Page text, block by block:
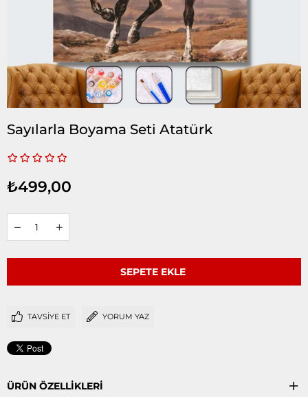
Sayılarla Boyama Seti Atatürk
₺499,00
TAVSIYE ET YORUM YAZ
ÜRÜN ÖZELLIKLERI